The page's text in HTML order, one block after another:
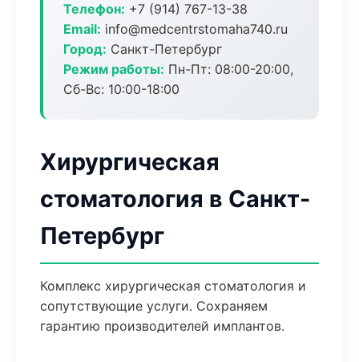
Телефон: +7 (914) 767-13-38
Email: info@medcentrstomaha740.ru
Город: Санкт-Петербург
Режим работы: Пн-Пт: 08:00-20:00,
Сб-Вс: 10:00-18:00
Хирургическая
стоматология в Санкт-
Петербург
Комплекс хирургическая стоматология и
сопутствующие услуги. Сохраняем
гарантию производителей имплантов.